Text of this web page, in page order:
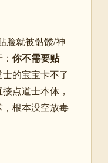
脸就被骷髅/神
你不需要贴
士的宝宝卡不了
点道士本体，
根本没空放毒